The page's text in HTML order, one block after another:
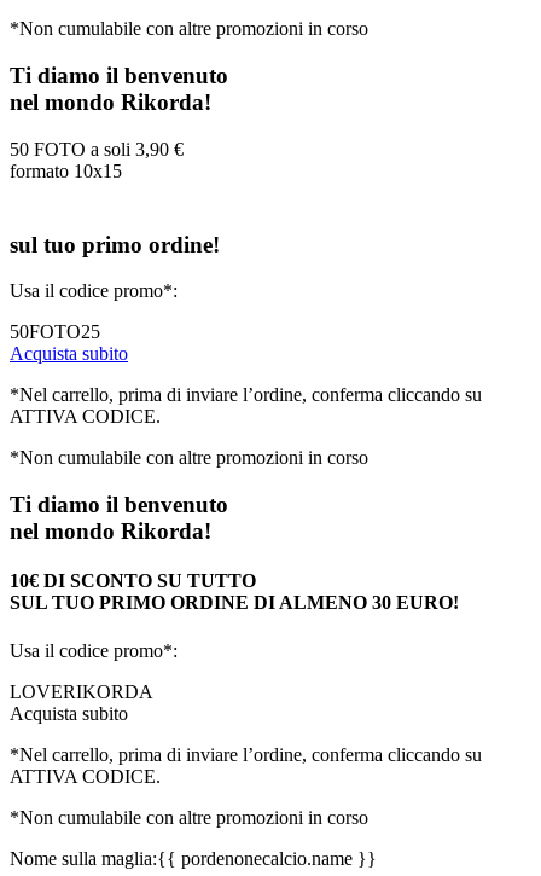
*Non cumulabile con altre promozioni in corso
Ti diamo il benvenuto
nel mondo Rikorda!
50 FOTO a soli 3,90 €
formato 10x15
sul tuo primo ordine!
Usa il codice promo*:
50FOTO25
Acquista subito
*Nel carrello, prima di inviare l’ordine, conferma cliccando su
ATTIVA CODICE.
*Non cumulabile con altre promozioni in corso
Ti diamo il benvenuto
nel mondo Rikorda!
10€ DI SCONTO SU TUTTO
SUL TUO PRIMO ORDINE DI ALMENO 30 EURO!
Usa il codice promo*:
LOVERIKORDA
Acquista subito
*Nel carrello, prima di inviare l’ordine, conferma cliccando su
ATTIVA CODICE.
*Non cumulabile con altre promozioni in corso
Nome sulla maglia:{{ pordenonecalcio.name }}